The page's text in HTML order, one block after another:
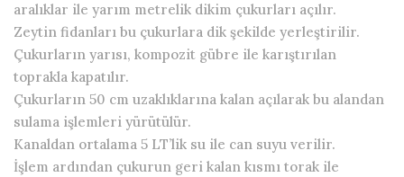
aralıklar ile yarım metrelik dikim çukurları açılır.
Zeytin fidanları bu çukurlara dik şekilde yerleştirilir.
Çukurların yarısı, kompozit gübre ile karıştırılan
toprakla kapatılır.
Çukurların 50 cm uzaklıklarına kalan açılarak bu alandan
sulama işlemleri yürütülür.
Kanaldan ortalama 5 LT’lik su ile can suyu verilir.
İşlem ardından çukurun geri kalan kısmı torak ile